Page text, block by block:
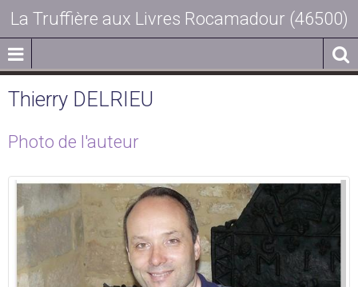
La Truffière aux Livres Rocamadour (46500)
Thierry DELRIEU
Photo de l'auteur